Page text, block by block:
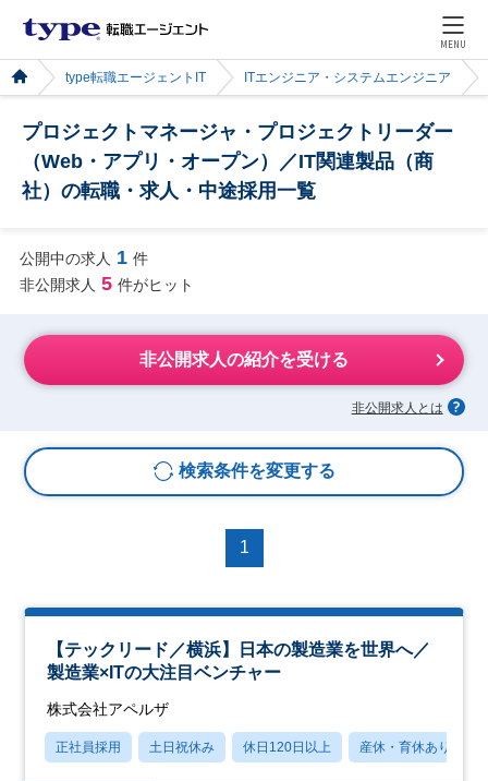
MENU
type転職エージェントIT ITエンジニア・システムエンジニア
プロジェクトマネージャ・プロジェクトリーダー
（Web・アプリ・オープン）／IT関連製品（商
社）の転職・求人・中途採用一覧
公開中の求人 1 件
非公開求人 5 件がヒット
非公開求人の紹介を受ける
非公開求人とは
検索条件を変更する
1
【テックリード／横浜】日本の製造業を世界へ／
製造業×ITの大注目ベンチャー
株式会社アペルザ
正社員採用 土日祝休み 休日120日以上 産休・育休あり